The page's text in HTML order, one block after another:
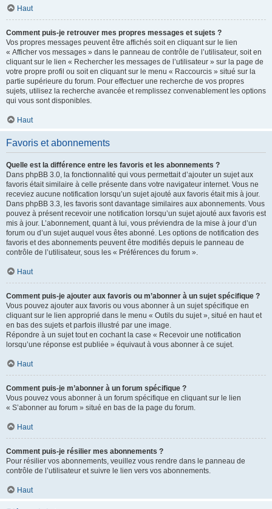
Haut
Comment puis-je retrouver mes propres messages et sujets ?
Vos propres messages peuvent être affichés soit en cliquant sur le lien
« Afficher vos messages » dans le panneau de contrôle de l’utilisateur, soit en
cliquant sur le lien « Rechercher les messages de l’utilisateur » sur la page de
votre propre profil ou soit en cliquant sur le menu « Raccourcis » situé sur la
partie supérieure du forum. Pour effectuer une recherche de vos propres
sujets, utilisez la recherche avancée et remplissez convenablement les options
qui vous sont disponibles.
Haut
Favoris et abonnements
Quelle est la différence entre les favoris et les abonnements ?
Dans phpBB 3.0, la fonctionnalité qui vous permettait d’ajouter un sujet aux
favoris était similaire à celle présente dans votre navigateur internet. Vous ne
receviez aucune notification lorsqu’un sujet ajouté aux favoris était mis à jour.
Dans phpBB 3.3, les favoris sont davantage similaires aux abonnements. Vous
pouvez à présent recevoir une notification lorsqu’un sujet ajouté aux favoris est
mis à jour. L’abonnement, quant à lui, vous préviendra de la mise à jour d’un
forum ou d’un sujet auquel vous êtes abonné. Les options de notification des
favoris et des abonnements peuvent être modifiés depuis le panneau de
contrôle de l’utilisateur, sous les « Préférences du forum ».
Haut
Comment puis-je ajouter aux favoris ou m’abonner à un sujet spécifique ?
Vous pouvez ajouter aux favoris ou vous abonner à un sujet spécifique en
cliquant sur le lien approprié dans le menu « Outils du sujet », situé en haut et
en bas des sujets et parfois illustré par une image.
Répondre à un sujet tout en cochant la case « Recevoir une notification
lorsqu’une réponse est publiée » équivaut à vous abonner à ce sujet.
Haut
Comment puis-je m’abonner à un forum spécifique ?
Vous pouvez vous abonner à un forum spécifique en cliquant sur le lien
« S’abonner au forum » situé en bas de la page du forum.
Haut
Comment puis-je résilier mes abonnements ?
Pour résilier vos abonnements, veuillez vous rendre dans le panneau de
contrôle de l’utilisateur et suivre le lien vers vos abonnements.
Haut